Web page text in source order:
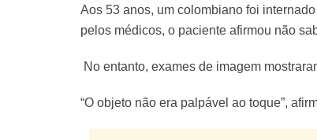
Aos 53 anos, um colombiano foi
pelos médicos, o paciente afirmou não
No entanto, exames de imagem
“O objeto não era palpável ao toque”,